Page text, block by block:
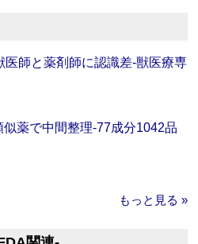
医師と薬剤師に認識差‐獣医療専
似薬で中間整理‐77成分1042品
もっと見る »